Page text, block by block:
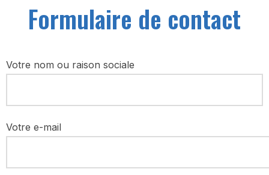
Formulaire de contact
Votre nom ou raison sociale
Votre e-mail